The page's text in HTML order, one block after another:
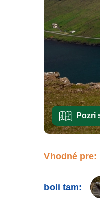
Pozri
Vhodné pre:
boli tam: